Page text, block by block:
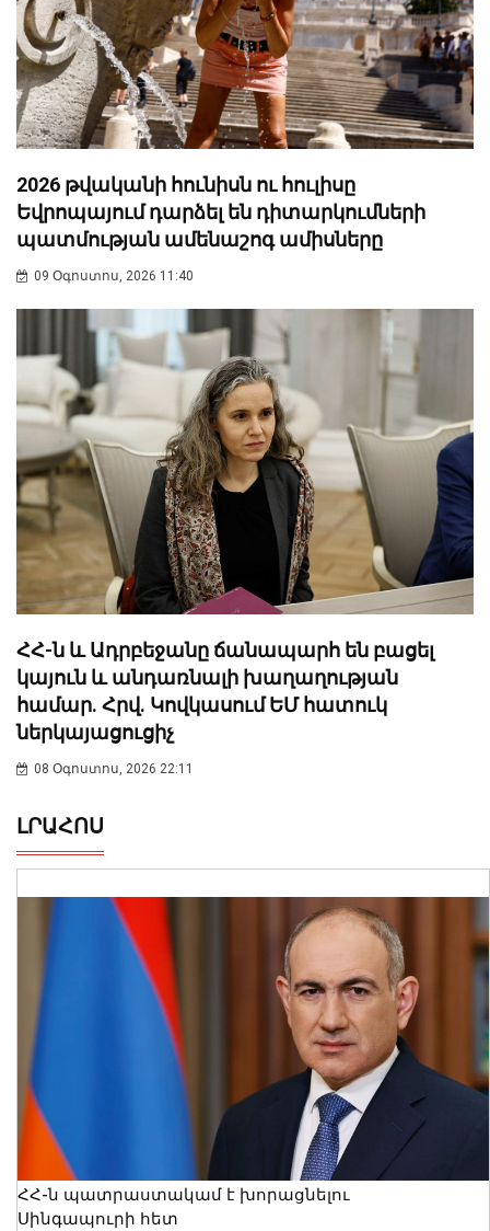
2026 թվականի հունիսն ու հուլիսը
Եվրոպայում դարձել են դիտարկումների
պատմության ամենաշոգ ամիսները
09 Օգոստոս, 2026 11:40
ՀՀ-ն և Ադրբեջանը ճանապարհ են բացել
կայուն և անդառնալի խաղաղության
համար. Հրվ. Կովկասում ԵՄ հատուկ
ներկայացուցիչ
08 Օգոստոս, 2026 22:11
ԼՐԱՀՈՍ
ՀՀ-ն պատրաստակամ է խորացնելու
Սինգապուրի հետ